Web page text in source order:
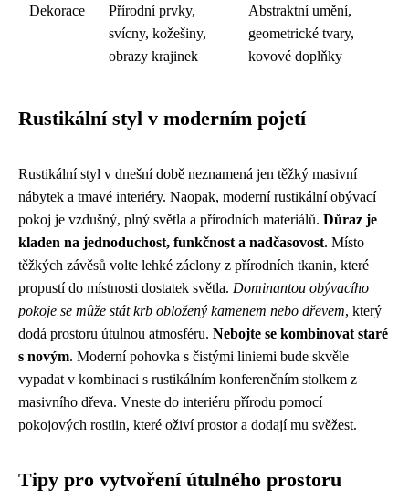
Dekorace
Přírodní prvky,
svícny, kožešiny,
obrazy krajinek
Abstraktní umění,
geometrické tvary,
kovové doplňky
Rustikální styl v moderním pojetí
Rustikální styl v dnešní době neznamená jen těžký masivní
nábytek a tmavé interiéry. Naopak, moderní rustikální obývací
pokoj je vzdušný, plný světla a přírodních materiálů. Důraz je
kladen na jednoduchost, funkčnost a nadčasovost. Místo
těžkých závěsů volte lehké záclony z přírodních tkanin, které
propustí do místnosti dostatek světla. Dominantou obývacího
pokoje se může stát krb obložený kamenem nebo dřevem, který
dodá prostoru útulnou atmosféru. Nebojte se kombinovat staré
s novým. Moderní pohovka s čistými liniemi bude skvěle
vypadat v kombinaci s rustikálním konferenčním stolkem z
masivního dřeva. Vneste do interiéru přírodu pomocí
pokojových rostlin, které oživí prostor a dodají mu svěžest.
Tipy pro vytvoření útulného prostoru